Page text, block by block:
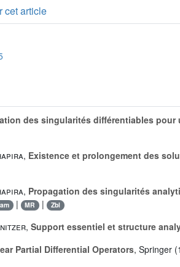
cet article
des singularités différentiables
, Existence et prolongement des
, Propagation des singularités
| MR | Zbl
, Support essentiel et structure
Partial Differential Operators, Springer